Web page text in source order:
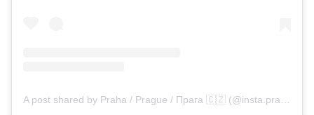
A post shared by Praha / Prague / Прага 🇨🇿 (@insta.prague)